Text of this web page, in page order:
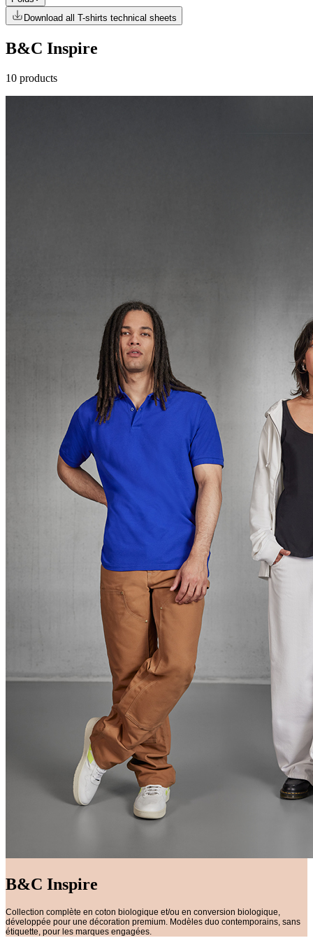
Download all T-shirts technical sheets
B&C Inspire
10 products
B&C Inspire
Collection complète en coton biologique et/ou en conversion biologique,
développée pour une décoration premium. Modèles duo contemporains, sans
étiquette, pour les marques engagées.